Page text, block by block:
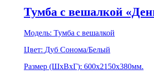
Тумба с вешалкой
Модель: Тумба с вешалкой
Цвет: Дуб Сонома/Белый
Размер (ШхВхГ): 600х2150х380мм.